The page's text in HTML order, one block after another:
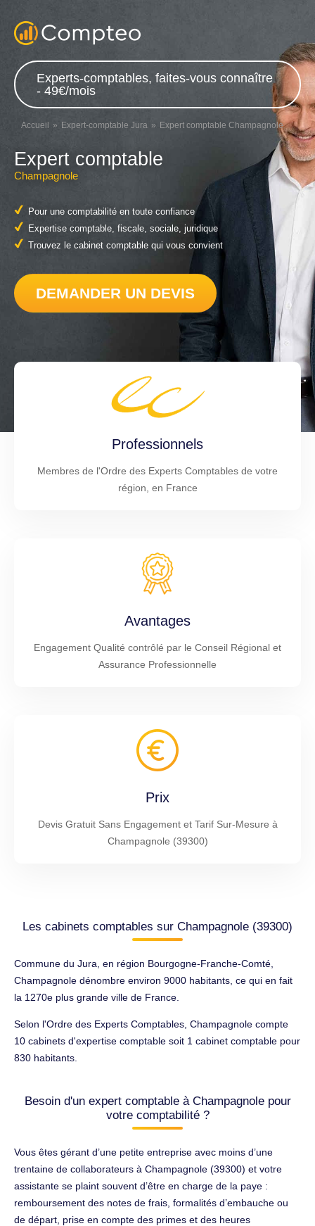
Experts-comptables, faites-vous connaître
- 49€/mois
Accueil Expert-comptable Jura Expert comptable Champagnole
Expert comptable
Champagnole
Pour une comptabilité en toute confiance
Expertise comptable, fiscale, sociale, juridique
Trouvez le cabinet comptable qui vous convient
DEMANDER UN DEVIS
Professionnels
Membres de l'Ordre des Experts Comptables de votre
région, en France
Avantages
Engagement Qualité contrôlé par le Conseil Régional et
Assurance Professionnelle
Prix
Devis Gratuit Sans Engagement et Tarif Sur-Mesure à
Champagnole (39300)
Les cabinets comptables sur Champagnole (39300)
Commune du Jura, en région Bourgogne-Franche-Comté,
Champagnole dénombre environ 9000 habitants, ce qui en fait
la 1270e plus grande ville de France.
Selon l'Ordre des Experts Comptables, Champagnole compte
10 cabinets d'expertise comptable soit 1 cabinet comptable pour
830 habitants.
Besoin d'un expert comptable à Champagnole pour
votre comptabilité ?
Vous êtes gérant d’une petite entreprise avec moins d’une
trentaine de collaborateurs à Champagnole (39300) et votre
assistante se plaint souvent d’être en charge de la paye :
remboursement des notes de frais, formalités d’embauche ou
de départ, prise en compte des primes et des heures